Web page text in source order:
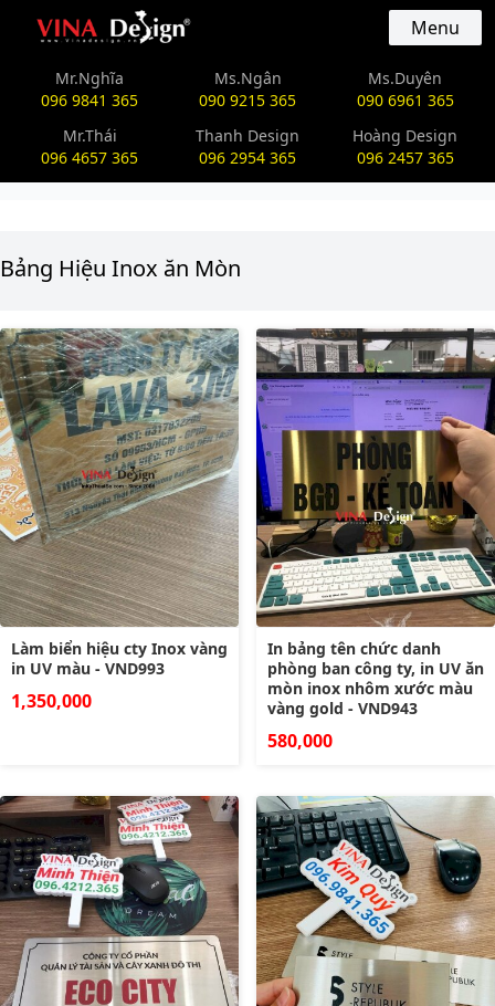
vinadesign.vn Menu
Mr.Nghĩa
096 9841 365
Ms.Ngân
090 9215 365
Ms.Duyên
090 6961 365
Mr.Thái
096 4657 365
Thanh Design
096 2954 365
Hoàng Design
096 2457 365
Bảng Hiệu Inox ăn Mòn
Làm biển hiệu cty Inox vàng
in UV màu - VND993
1,350,000
In bảng tên chức danh
phòng ban công ty, in UV ăn
mòn inox nhôm xước màu
vàng gold - VND943
580,000